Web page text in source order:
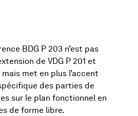
BDG P 203 n’est pas
de VDG P 201 et
mais met en plus l’accent
des parties de
sur le plan fonctionnel en
de forme libre.